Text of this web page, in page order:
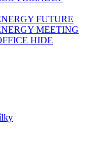
FUTURE
MEETING
HIDE